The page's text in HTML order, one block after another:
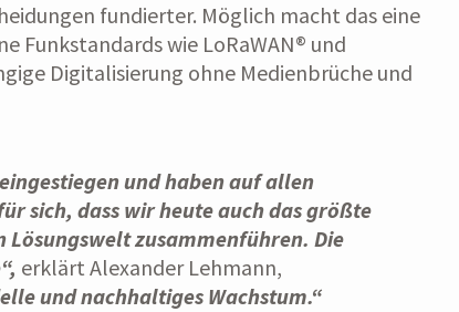
fundierter. Möglich macht das eine
wie LoRaWAN® und
Digitalisierung ohne Medienbrüche und
und haben auf allen
sich, dass wir heute auch das größte
Lösungswelt zusammenführen. Die
erklärt Alexander Lehmann,
und nachhaltiges Wachstum.“